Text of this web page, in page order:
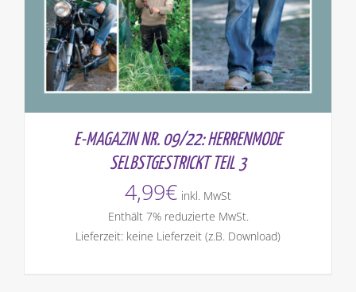
E-MAGAZIN NR. 09/22: HERRENMODE
SELBSTGESTRICKT TEIL 3
4,99€ inkl. MwSt
Enthält 7% reduzierte MwSt.
Lieferzeit: keine Lieferzeit (z.B. Download)